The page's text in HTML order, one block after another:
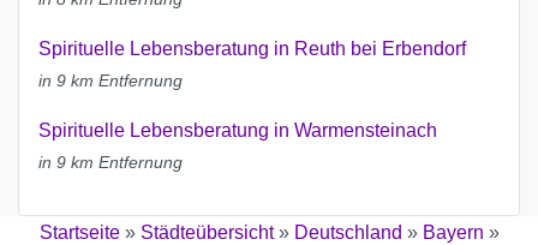
Spirituelle Lebensberatung in Reuth bei Erbendorf
in 9 km Entfernung
Spirituelle Lebensberatung in Warmensteinach
in 9 km Entfernung
Startseite» Städteübersicht» Deutschland » Bayern »